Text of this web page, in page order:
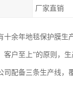
厂家直销
十余年地毯保护膜生
客户至上”的原则，
司配备三条生产线，